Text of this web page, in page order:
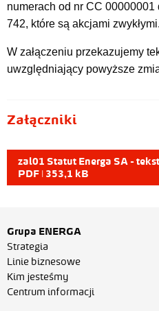
numerach od nr CC
742, które są akcjami
W załączeniu przekazujemy
uwzględniający powyższe
Załączniki
zal01 Statut Energa SA -
PDF | 353,1 kB
Grupa ENERGA
Strategia
Linie biznesowe
Kim jesteśmy
Centrum informacji